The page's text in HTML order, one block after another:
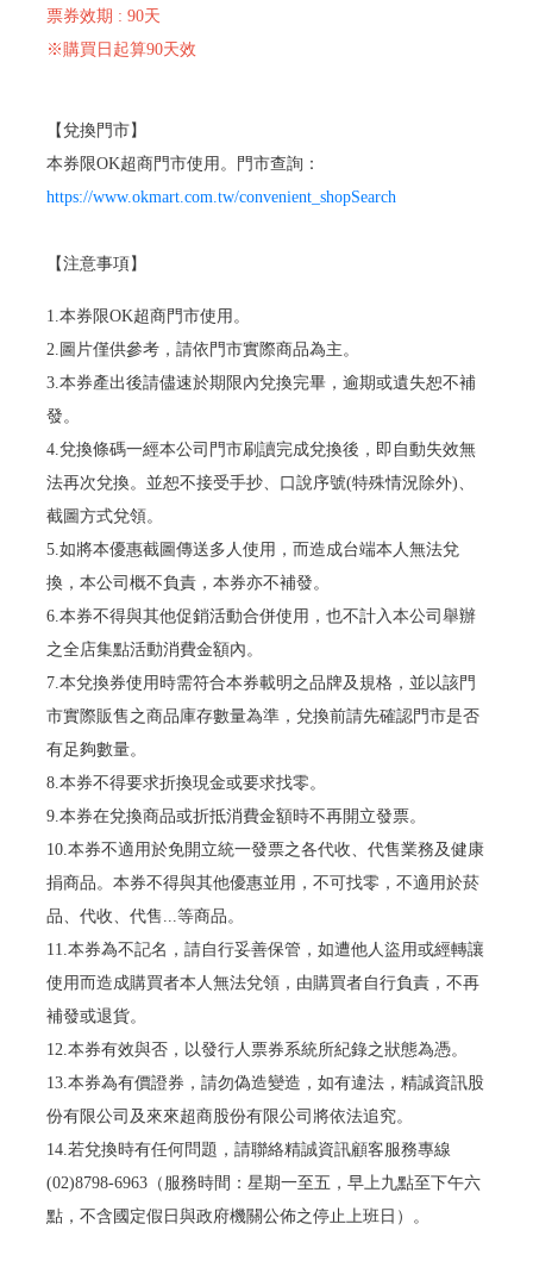
票券效期 : 90天
※購買日起算90天效
【兌換門市】
本券限OK超商門市使用。門市查詢：
https://www.okmart.com.tw/convenient_shopSearch
【注意事項】
1.本券限OK超商門市使用。
2.圖片僅供參考，請依門市實際商品為主。
3.本券產出後請儘速於期限內兌換完畢，逾期或遺失恕不補
發。
4.兌換條碼一經本公司門市刷讀完成兌換後，即自動失效無
法再次兌換。並恕不接受手抄、口說序號(特殊情況除外)、
截圖方式兌領。
5.如將本優惠截圖傳送多人使用，而造成台端本人無法兌
換，本公司概不負責，本券亦不補發。
6.本券不得與其他促銷活動合併使用，也不計入本公司舉辦
之全店集點活動消費金額內。
7.本兌換券使用時需符合本券載明之品牌及規格，並以該門
市實際販售之商品庫存數量為準，兌換前請先確認門市是否
有足夠數量。
8.本券不得要求折換現金或要求找零。
9.本券在兌換商品或折抵消費金額時不再開立發票。
10.本券不適用於免開立統一發票之各代收、代售業務及健康
捐商品。本券不得與其他優惠並用，不可找零，不適用於菸
品、代收、代售...等商品。
11.本券為不記名，請自行妥善保管，如遭他人盜用或經轉讓
使用而造成購買者本人無法兌領，由購買者自行負責，不再
補發或退貨。
12.本券有效與否，以發行人票券系統所紀錄之狀態為憑。
13.本券為有價證券，請勿偽造變造，如有違法，精誠資訊股
份有限公司及來來超商股份有限公司將依法追究。
14.若兌換時有任何問題，請聯絡精誠資訊顧客服務專線
(02)8798-6963（服務時間：星期一至五，早上九點至下午六
點，不含國定假日與政府機關公佈之停止上班日）。